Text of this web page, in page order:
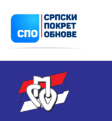
садржај